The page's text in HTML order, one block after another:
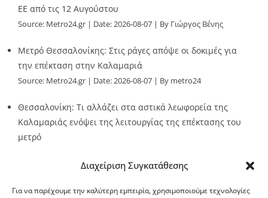
Διαχείριση Συγκατάθεσης
Για να παρέχουμε την καλύτερη εμπειρία, χρησιμοποιούμε τεχνολογίες
ΕΕ από τις 12 Αυγούστου
Source: Metro24.gr Date: 2026-08-07 By Γιώργος Βένης
Μετρό Θεσσαλονίκης: Στις ράγες απόψε οι δοκιμές για
την επέκταση στην Καλαμαριά
Source: Metro24.gr Date: 2026-08-07 By metro24
Θεσσαλονίκη: Τι αλλάζει στα αστικά λεωφορεία της
Καλαμαριάς ενόψει της λειτουργίας της επέκτασης του
μετρό